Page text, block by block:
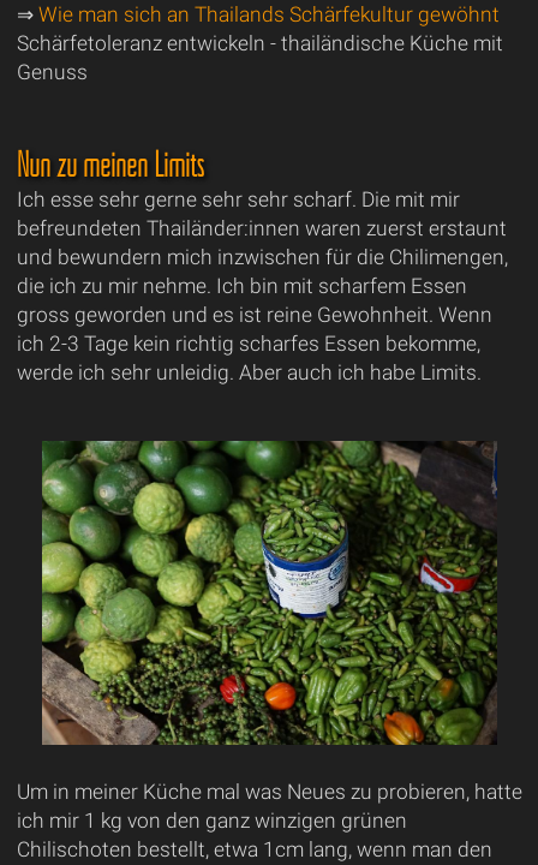
⇒ Wie man sich an Thailands Schärfekultur gewöhnt
Schärfetoleranz entwickeln - thailändische Küche mit
Genuss
Nun zu meinen Limits
Ich esse sehr gerne sehr sehr scharf. Die mit mir
befreundeten Thailänder:innen waren zuerst erstaunt
und bewundern mich inzwischen für die Chilimengen,
die ich zu mir nehme. Ich bin mit scharfem Essen
gross geworden und es ist reine Gewohnheit. Wenn
ich 2-3 Tage kein richtig scharfes Essen bekomme,
werde ich sehr unleidig. Aber auch ich habe Limits.
Um in meiner Küche mal was Neues zu probieren, hatte
ich mir 1 kg von den ganz winzigen grünen
Chilischoten bestellt, etwa 1cm lang, wenn man den